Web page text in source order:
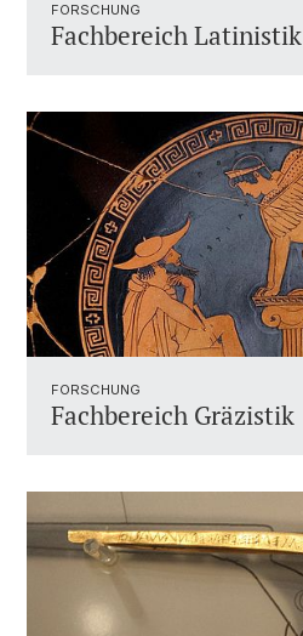
FORSCHUNG
Fachbereich Latinistik
FORSCHUNG
Fachbereich Gräzistik